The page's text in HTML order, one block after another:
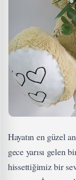
Hayatın en güzel
gece yarısı gelen
hissettiğimiz bir